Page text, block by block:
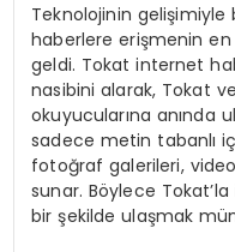
Teknolojinin
haberlere erişmenin
geldi. Tokat internet
nasibini alarak, Tokat
okuyucularına anında
sadece metin tabanlı
fotoğraf galerileri,
sunar. Böylece
bir şekilde ulaşmak